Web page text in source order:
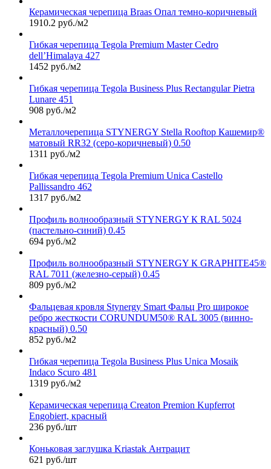
Керамическая черепица Braas Опал темно-коричневый
1910.2 руб./м2
Гибкая черепица Tegola Premium Master Cedro
dell’Himalaya 427
1452 руб./м2
Гибкая черепица Tegola Business Plus Rectangular Pietra
Lunare 451
908 руб./м2
Металлочерепица STYNERGY Stella Rooftop Кашемир®
матовый RR32 (серо-коричневый) 0.50
1311 руб./м2
Гибкая черепица Tegola Premium Unica Castello
Pallissandro 462
1317 руб./м2
Профиль волнообразный STYNERGY К RAL 5024
(пастельно-синий) 0.45
694 руб./м2
Профиль волнообразный STYNERGY К GRAPHITE45®
RAL 7011 (железно-серый) 0.45
809 руб./м2
Фальцевая кровля Stynergy Smart Фальц Pro широкое
ребро жесткости CORUNDUM50® RAL 3005 (винно-
красный) 0.50
852 руб./м2
Гибкая черепица Tegola Business Plus Unica Mosaik
Indaco Scuro 481
1319 руб./м2
Керамическая черепица Сreaton Premion Kupferrot
Engobiert, красный
236 руб./шт
Коньковая заглушка Kriastak Антрацит
621 руб./шт